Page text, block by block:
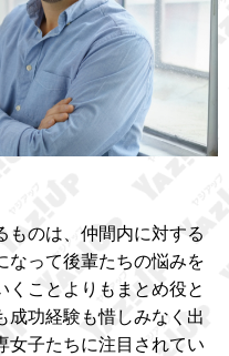
ものは、仲間内に対する
なって後輩たちの悩みを
くことよりもまとめ役と
成功経験も惜しみなく出
女子たちに注目されてい